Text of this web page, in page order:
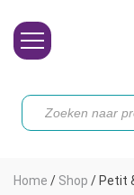
Toebehoren
Producten
zoeken
Home / Shop / Petit